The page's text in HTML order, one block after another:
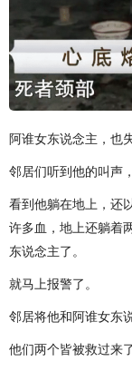
阿谁女东说念主，也
邻居们听到他的叫声
看到他躺在地上，还
许多血，地上还躺着
东说念主了。
就马上报警了。
邻居将他和阿谁女东
他们两个皆被救过来了